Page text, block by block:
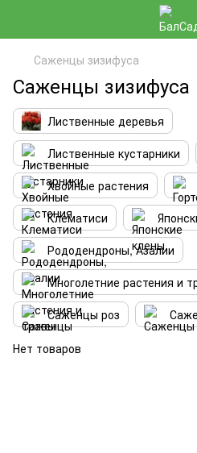
Саженцы зизифуса
Саженцы зизифуса
Лиственные деревья
Лиственные кустарники
Хвойные растения
Клематиси
Рододендроны, Азалии
Многолетние растения и
Саженцы роз
Нет товаров